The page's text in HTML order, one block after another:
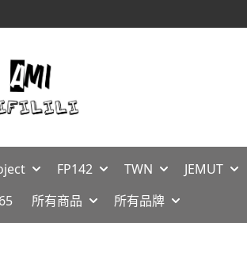
FP142 TWN JEMUT
所有商品 所有品牌